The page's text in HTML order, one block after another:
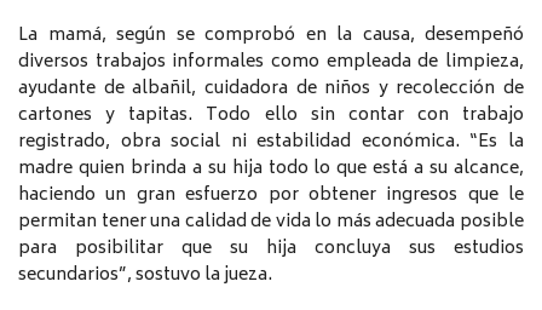
La mamá, según se comprobó en la causa, desempeñó
diversos trabajos informales como empleada de limpieza,
ayudante de albañil, cuidadora de niños y recolección de
cartones y tapitas. Todo ello sin contar con trabajo
registrado, obra social ni estabilidad económica. “Es la
madre quien brinda a su hija todo lo que está a su alcance,
haciendo un gran esfuerzo por obtener ingresos que le
permitan tener una calidad de vida lo más adecuada posible
para posibilitar que su hija concluya sus estudios
secundarios”, sostuvo la jueza.